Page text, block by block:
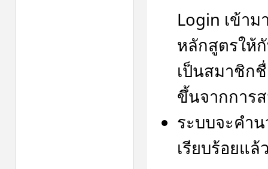
Login เข้า
หลักสูตรให้
เป็นสมาชิก
ขึ้นจากการ
ระบบจะคำ
เรียบร้อยแล้